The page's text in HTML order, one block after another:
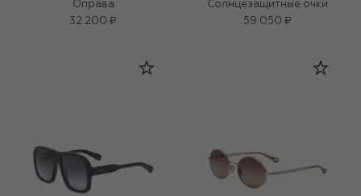
Оправа
32 200 ₽
Солнцезащитные очки
59 050 ₽